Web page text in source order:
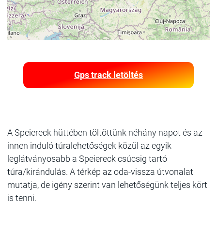
Gps track letöltés
A Speiereck hüttében töltöttünk néhány napot és az
innen induló túralehetőségek közül az egyik
leglátványosabb a Speiereck csúcsig tartó
túra/kirándulás. A térkép az oda-vissza útvonalat
mutatja, de igény szerint van lehetőségünk teljes kört
is tenni.